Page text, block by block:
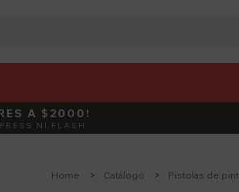
ACTIVÁ EL CÓDIGO
A $2000!
NI FLASH
Home Catálogo Pistolas de